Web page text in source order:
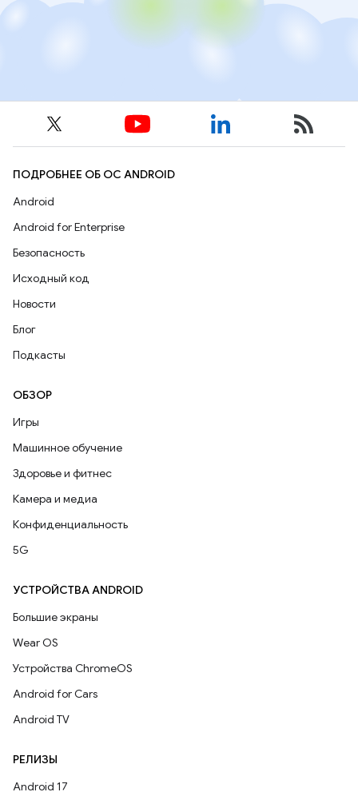
ПОДРОБНЕЕ ОБ ОС ANDROID
Android
Android for Enterprise
Безопасность
Исходный код
Новости
Блог
Подкасты
ОБЗОР
Игры
Машинное обучение
Здоровье и фитнес
Камера и медиа
Конфиденциальность
5G
УСТРОЙСТВА ANDROID
Большие экраны
Wear OS
Устройства ChromeOS
Android for Cars
Android TV
РЕЛИЗЫ
Android 17